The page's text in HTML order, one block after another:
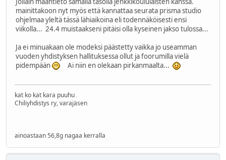
mainittakoon nyt myös että kannattaa seurata prisma studio
ohjelmaa yleltä tässä lähiaikoina eli todennäköisesti ensi
viikolla... 24.4 muistaakseni pitäisi olla kyseinen jakso tulossa...
Ja ei minuakaan ole modeksi päästetty vaikka jo useamman
vuoden yhdistyksen hallituksessa ollut ja foorumilla vielä
pidempään
Ai niin en olekaan pirkanmaalta...
kat ko kat kara puuhu
Chiliyhdistys ry, varajäsen
ainoastaan 56,8g nagaa kerralla